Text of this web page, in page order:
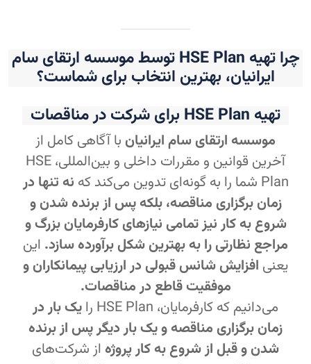
چرا تهیه HSE Plan توسط موسسه ارتقای سام
ایرانیان، بهترین انتخاب برای شماست؟
تهیه HSE Plan برای شرکت در مناقصات
موسسه ارتقای سام ایرانیان با آگاهی کامل از
آخرین قوانین و مقررات داخلی و بین‌المللی، HSE
Plan شما را به گونه‌ای تدوین می‌کند که
نه تنها در
زمان برگزاری مناقصه، بلکه پس از برنده شدن و
شروع به کار نیز تمامی نیازهای کارفرمایان بزرگ و
مراجع نظارتی را به بهترین شکل برآورده سازد. این
یعنی افزایش شانس قبولی در ارزیابی پیمانکاران و
موفقیت قاطع در مناقصات.
می‌دانیم که کارفرمایان، HSE Plan را
یک بار در
زمان برگزاری مناقصه و یک بار دیگر پس از برنده
شدن و قبل از شروع به کار پروژه از شرکت‌های